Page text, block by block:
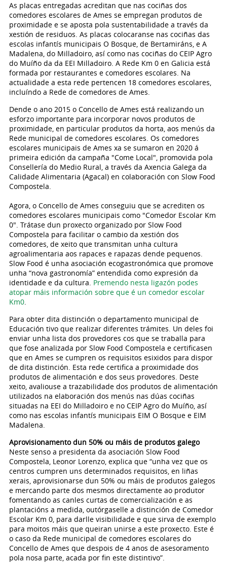
As placas entregadas acreditan que nas cociñas dos
comedores escolares de Ames se empregan produtos de
proximidade e se aposta pola sustentabilidade a través da
xestión de residuos. As placas colocaranse nas cociñas das
escolas infantís municipais O Bosque, de Bertamiráns, e A
Madalena, do Milladoiro, así como nas cociñas do CEIP Agro
do Muíño da da EEI Milladoiro. A Rede Km 0 en Galicia está
formada por restaurantes e comedores escolares. Na
actualidade a esta rede pertencen 18 comedores escolares,
incluíndo a Rede de comedores de Ames.
Dende o ano 2015 o Concello de Ames está realizando un
esforzo importante para incorporar novos produtos de
proximidade, en particular produtos da horta, aos menús da
Rede municipal de comedores escolares. Os comedores
escolares municipais de Ames xa se sumaron en 2020 á
primeira edición da campaña "Come Local", promovida pola
Consellería do Medio Rural, a través da Axencia Galega da
Calidade Alimentaria (Agacal) en colaboración con Slow Food
Compostela.
Agora, o Concello de Ames conseguiu que se acrediten os
comedores escolares municipais como "Comedor Escolar Km
0". Trátase dun proxecto organizado por Slow Food
Compostela para facilitar o cambio da xestión dos
comedores, de xeito que transmitan unha cultura
agroalimentaria aos rapaces e rapazas dende pequenos.
Slow Food é unha asociación ecogastronómica que promove
unha “nova gastronomía” entendida como expresión da
identidade e da cultura. Premendo nesta ligazón podes
atopar máis información sobre que é un comedor escolar
Km0.
​Para obter dita distinción o departamento municipal de
Educación tivo que realizar diferentes trámites. Un deles foi
enviar unha lista dos provedores cos que se traballa para
que fose analizada por Slow Food Compostela e certificasen
que en Ames se cumpren os requisitos esixidos para dispor
de dita distinción. Esta rede certifica a proximidade dos
produtos de alimentación e dos seus provedores. Deste
xeito, avaliouse a trazabilidade dos produtos de alimentación
utilizados na elaboración dos menús nas dúas cociñas
situadas na EEI do Milladoiro e no CEIP Agro do Muíño, así
como nas escolas infantís municipais EIM O Bosque e EIM
Madalena.
Aprovisionamento dun 50% ou máis de produtos galego
Neste senso a presidenta da asociación Slow Food
Compostela, Leonor Lorenzo, explica que “unha vez que os
centros cumpren uns determinados requisitos, en liñas
xerais, aprovisionarse dun 50% ou máis de produtos galegos
e mercando parte dos mesmos directamente ao produtor
fomentando as canles curtas de comercialización e as
plantacións a medida, outórgaselle a distinción de Comedor
Escolar Km 0, para darlle visibilidade e que sirva de exemplo
para moitos máis que queiran unirse a este proxecto. Este é
o caso da Rede municipal de comedores escolares do
Concello de Ames que despois de 4 anos de asesoramento
pola nosa parte, acada por fin este distintivo”.